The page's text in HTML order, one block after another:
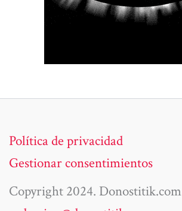
Política de privacidad
Gestionar consentimientos
Copyright 2024. Donostitik.com